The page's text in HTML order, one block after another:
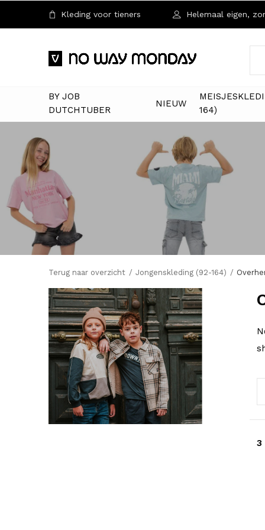
BY JOB
DUTCHTUBER
NIEUW
164)
Kleding voor tieners Helemaal eigen,
Terug naar overzicht Jongenskleding (92-164)
3